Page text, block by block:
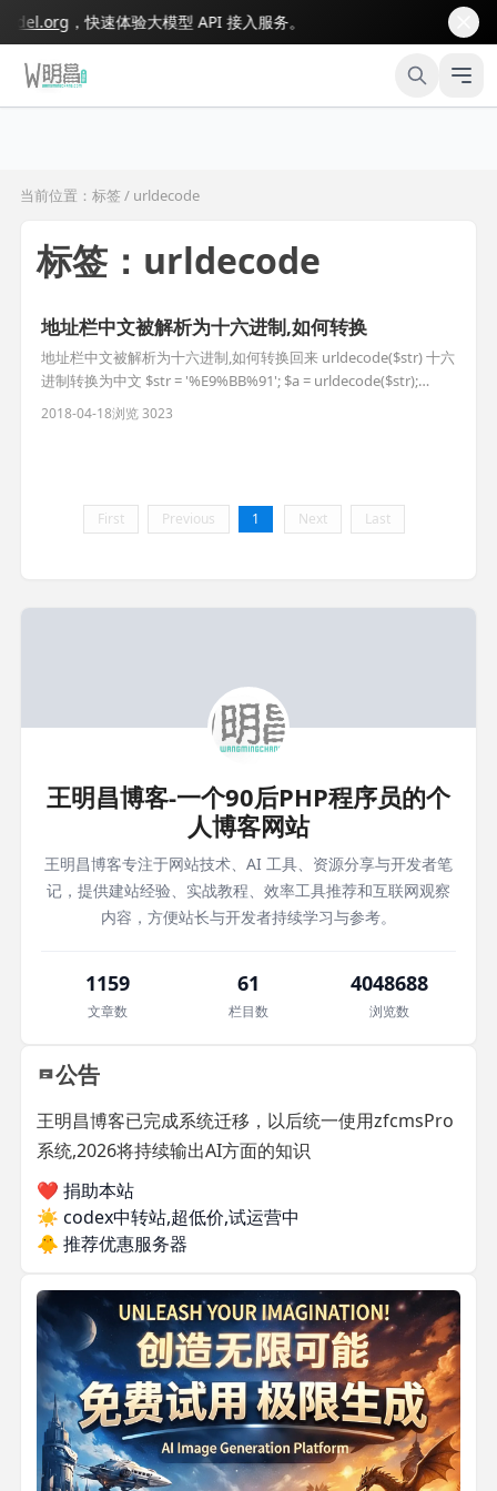
，快速体验大模型 API 接入服务。
当前位置：标签 / urldecode
标签：urldecode
地址栏中文被解析为十六进制,如何转换
地址栏中文被解析为十六进制,如何转换回来 urldecode($str) 十六
进制转换为中文 $str = '%E9%BB%91'; $a = urldecode($str);
var_dump($a); //string(3) "黑" 中文转换为十六进制 $b =
urlencode('星期二'); var_dump($b); //%E6%98%9F%E6
2018-04-18浏览 3023
First Previous 1 Next Last
王明昌博客-一个90后PHP程序员的个
人博客网站
王明昌博客专注于网站技术、AI 工具、资源分享与开发者笔
记，提供建站经验、实战教程、效率工具推荐和互联网观察
内容，方便站长与开发者持续学习与参考。
1159
文章数
61
栏目数
4048688
浏览数
公告
王明昌博客已完成系统迁移，以后统一使用zfcmsPro
系统,2026将持续输出AI方面的知识
❤️ 捐助本站
☀️ codex中转站,超低价,试运营中
🐥 推荐优惠服务器